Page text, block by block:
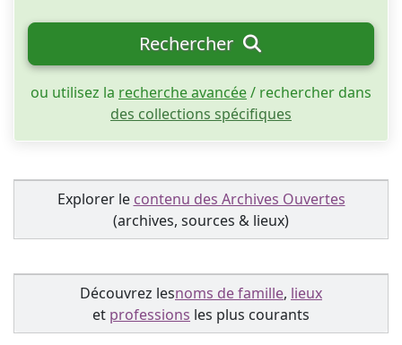
Rechercher
ou utilisez la recherche avancée/ rechercher dans
des collections spécifiques
Explorer le contenu des Archives Ouvertes
(archives, sources & lieux)
Découvrez lesnoms de famille, lieux
et professions les plus courants